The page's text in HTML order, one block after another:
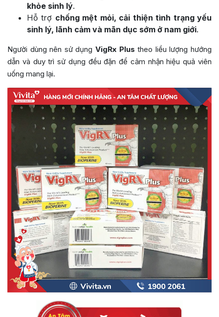
khỏe sinh lý.
Hỗ trợ chống mệt mỏi, cải thiện tình trạng yếu
sinh lý, lãnh cảm và mãn dục sớm ở nam giới.
Người dùng nên sử dụng VigRx Plus theo liều lượng hướng
dẫn và duy trì sử dụng đều đặn để cảm nhận hiệu quả viên
uống mang lại.